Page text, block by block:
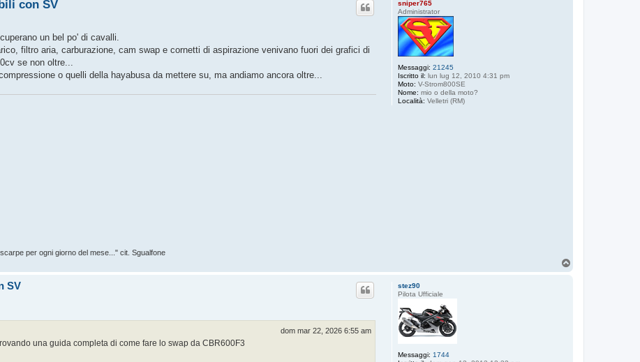
sniper765
Administrator
Messaggi: 21245
Iscritto il: lun lug 12, 2010 4:31 pm
Moto: V-Strom800SE
Nome: mio o della moto?
Località: Velletri (RM)
con SV
un bel po' di cavalli.
filtro aria, carburazione, cam swap e cornetti di aspirazione venivano fuori dei grafici di
se non oltre...
o quelli della hayabusa da mettere su, ma andiamo ancora oltre...
per ogni giorno del mese..." cit. Sgualfone
stez90
Pilota Ufficiale
Messaggi: 1744
SV
dom mar 22, 2026 6:55 am
una guida completa di come fare lo swap da CBR600F3